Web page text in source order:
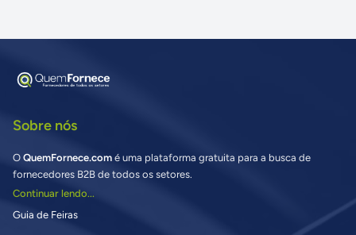
Sobre nós
O QuemFornece.com é uma plataforma gratuita para a busca de
fornecedores B2B de todos os setores.
Continuar lendo...
Guia de Feiras